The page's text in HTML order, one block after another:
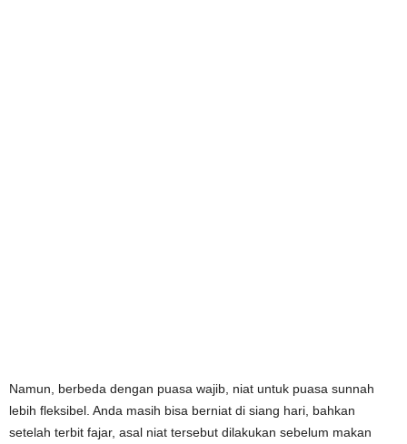
Namun, berbeda dengan puasa wajib, niat untuk puasa sunnah
lebih fleksibel. Anda masih bisa berniat di siang hari, bahkan
setelah terbit fajar, asal niat tersebut dilakukan sebelum makan